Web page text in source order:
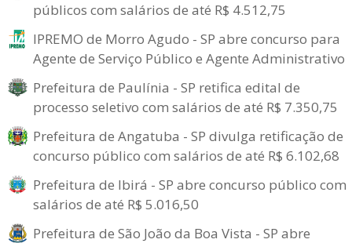
públicos com salários de até R$ 4.512,75
IPREMO de Morro Agudo - SP abre concurso para
Agente de Serviço Público e Agente Administrativo
Prefeitura de Paulínia - SP retifica edital de
processo seletivo com salários de até R$ 7.350,75
Prefeitura de Angatuba - SP divulga retificação de
concurso público com salários de até R$ 6.102,68
Prefeitura de Ibirá - SP abre concurso público com
salários de até R$ 5.016,50
Prefeitura de São João da Boa Vista - SP abre